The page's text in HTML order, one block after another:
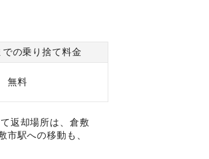
の乗り捨て料金
無料
返却場所は、倉敷
駅への移動も、